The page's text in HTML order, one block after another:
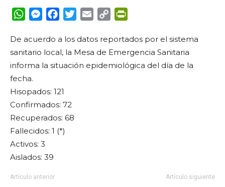
WhatsApp
Messenger
FacebookTwitterEmail Copy
De acuerdo a los datos reportados por el sistema
sanitario local, la Mesa de Emergencia Sanitaria
informa la situación epidemiológica del día de la
fecha.
Hisopados: 121
Confirmados: 72
Recuperados: 68
Fallecidos: 1 (*)
Activos: 3
Aislados: 39
Artículo anterior Artículo siguiente